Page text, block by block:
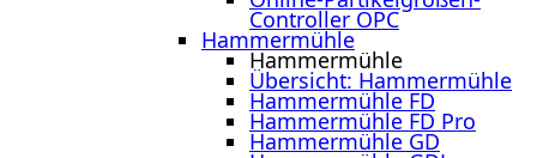
Controller OPC
Hammermühle
Hammermühle
Übersicht: Hammermühle
Hammermühle FD
Hammermühle FD Pro
Hammermühle GD